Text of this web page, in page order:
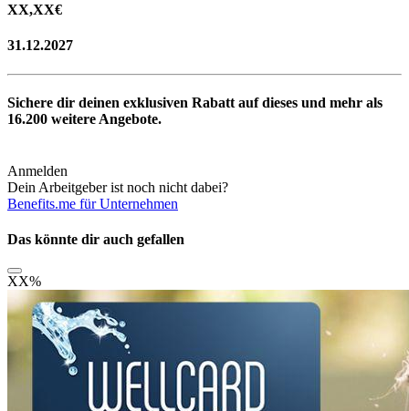
XX,XX€
31.12.2027
Sichere dir deinen exklusiven Rabatt auf dieses und mehr als
16.200 weitere Angebote.
Anmelden
Dein Arbeitgeber ist noch nicht dabei?
Benefits.me für Unternehmen
Das könnte dir auch gefallen
XX%